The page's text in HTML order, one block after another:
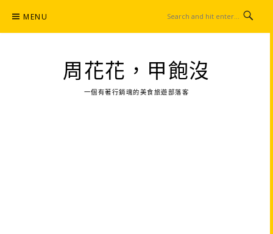
content
MENU
周花花，甲飽沒
一個有著行銷魂的美食旅遊部落客